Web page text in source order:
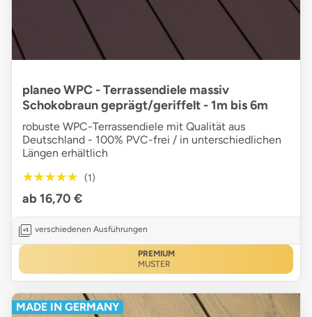
planeo WPC - Terrassendiele massiv
Schokobraun geprägt/geriffelt - 1m bis 6m
robuste WPC-Terrassendiele mit Qualität aus
Deutschland - 100% PVC-frei / in unterschiedlichen
Längen erhältlich
★★★★★
★★★★★ (1)
ab 16,70 €
verschiedenen Ausführungen
PREMIUM
MUSTER
MADE IN GERMANY